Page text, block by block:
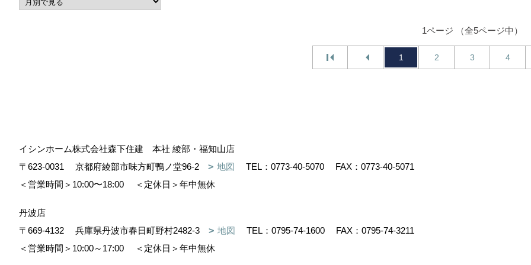
1ページ （全5ページ中）
1 2 3 4
イシンホーム株式会社森下住建 本社 綾部・福知山店
〒623-0031
京都府綾部市味方町鴨ノ堂96-2 地図 TEL： 0773-40-5070
FAX：0773-40-5071
＜営業時間＞10:00〜18:00
＜定休日＞年中無休
丹波店
〒669-4132
兵庫県丹波市春日町野村2482-3 地図 TEL： 0795-74-1600
FAX：0795-74-3211
＜営業時間＞10:00～17:00
＜定休日＞年中無休